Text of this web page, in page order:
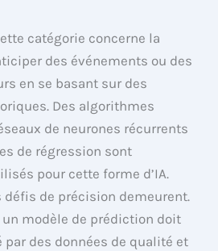
catégorie concerne la
des événements ou des
en se basant sur des
Des algorithmes
de neurones récurrents
de régression sont
pour cette forme d’IA.
défis de précision demeurent.
un modèle de prédiction doit
par des données de qualité et